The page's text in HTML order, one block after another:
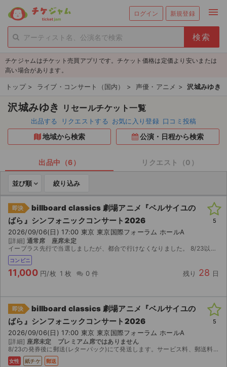
ログイン 新規登録 menu
person_add 新規会員登録
チケットを探す
新着チケット
値下げしたチケット
都道府県からチケットを探す
チケットのリクエスト一覧
取扱チケット
ライブ・コンサート（国内）
ライブ・コンサート（海外）
イベント
演劇・ミュージカル
ご利用ガイド
ご利用ガイド
チケジャムはチケット売買アプリです。チケット価格は定価より安いまたは
高い場合があります。
トップ > ライブ・コンサート（国内） > 声優・アニメ > 沢城みゆき
沢城みゆき リセールチケット一覧
出品する リクエストする お気に入り登録 口コミ投稿
地域から検索 公演・日程から検索
出品中（6） リクエスト（0）
並び順 絞り込み
即決
billboard classics 劇場アニメ『ベルサイユの
ばら』シンフォニックコンサート2026
2026/09/06(日) 17:00 東京 東京国際フォーラム ホールA
[詳細] 通常席 座席未定
イープラス先行で当選しましたが、都合で行けなくなりました。 8/23以降に発券番号をお知らせします。お近くのセブンイレブンで発券してください。 公演中止の際はチケットご返送の上で手数料を差し...
コンビニ
11,000 円/枚 1 枚 0 件 残り 28 日
5
即決
billboard classics 劇場アニメ『ベルサイユの
ばら』シンフォニックコンサート2026
2026/09/06(日) 17:00 東京 東京国際フォーラム ホールA
[詳細] 座席未定 プレミアム席ではありません
8/23の発券後に郵送(レターパック)にて発送します。サービス料、郵送料などなしの正規チケット代のみの金額となってます。
女性 紙チケ 郵送
5